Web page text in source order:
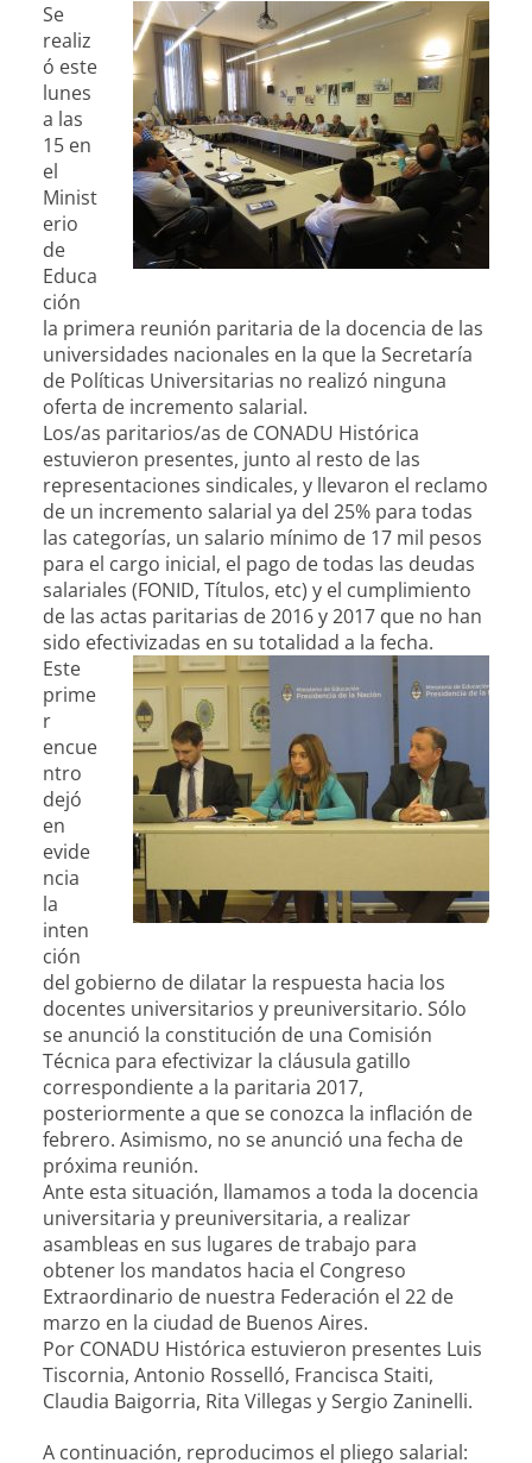
Se
realiz
ó este
lunes
a las
15 en
el
Minist
erio
de
Educa
ción
la primera reunión paritaria de la docencia de las
universidades nacionales en la que la Secretaría
de Políticas Universitarias no realizó ninguna
oferta de incremento salarial.
Los/as paritarios/as de CONADU Histórica
estuvieron presentes, junto al resto de las
representaciones sindicales, y llevaron el reclamo
de un incremento salarial ya del 25% para todas
las categorías, un salario mínimo de 17 mil pesos
para el cargo inicial, el pago de todas las deudas
salariales (FONID, Títulos, etc) y el cumplimiento
de las actas paritarias de 2016 y 2017 que no han
sido efectivizadas en su totalidad a la fecha.
Este
prime
r
encue
ntro
dejó
en
evide
ncia
la
inten
ción
del gobierno de dilatar la respuesta hacia los
docentes universitarios y preuniversitario. Sólo
se anunció la constitución de una Comisión
Técnica para efectivizar la cláusula gatillo
correspondiente a la paritaria 2017,
posteriormente a que se conozca la inflación de
febrero. Asimismo, no se anunció una fecha de
próxima reunión.
Ante esta situación, llamamos a toda la docencia
universitaria y preuniversitaria, a realizar
asambleas en sus lugares de trabajo para
obtener los mandatos hacia el Congreso
Extraordinario de nuestra Federación el 22 de
marzo en la ciudad de Buenos Aires.
Por CONADU Histórica estuvieron presentes Luis
Tiscornia, Antonio Rosselló, Francisca Staiti,
Claudia Baigorria, Rita Villegas y Sergio Zaninelli.
A continuación, reproducimos el pliego salarial: